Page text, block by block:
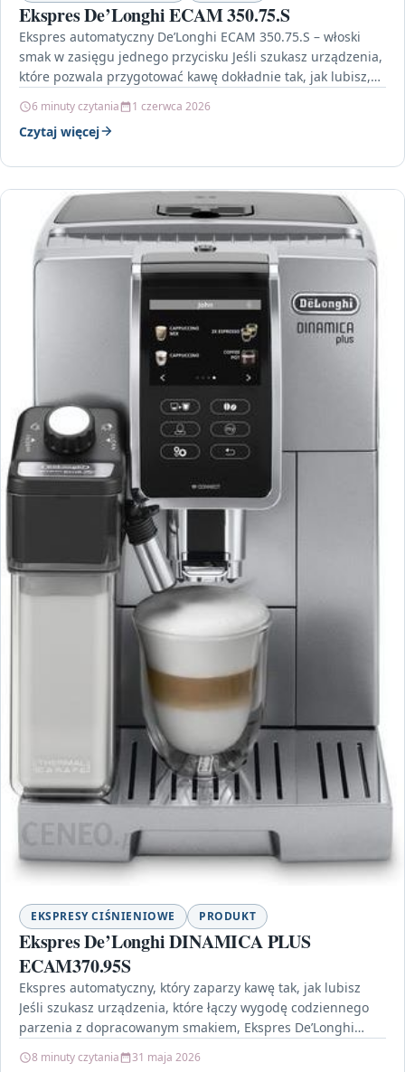
Ekspres De’Longhi ECAM 350.75.S
Ekspres automatyczny De’Longhi ECAM 350.75.S – włoski
smak w zasięgu jednego przycisku Jeśli szukasz urządzenia,
które pozwala przygotować kawę dokładnie tak, jak lubisz,
6 minuty czytania 1 czerwca 2026
Czytaj więcej
EKSPRESY CIŚNIENIOWE PRODUKT
Ekspres De’Longhi DINAMICA PLUS
ECAM370.95S
Ekspres automatyczny, który zaparzy kawę tak, jak lubisz
Jeśli szukasz urządzenia, które łączy wygodę codziennego
parzenia z dopracowanym smakiem, Ekspres De’Longhi
8 minuty czytania 31 maja 2026